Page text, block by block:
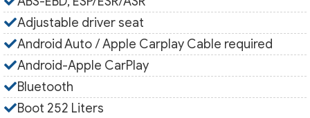
Adjustable driver seat
Android Auto / Apple Carplay Cable required
Android-Apple CarPlay
Bluetooth
Boot 252 Liters